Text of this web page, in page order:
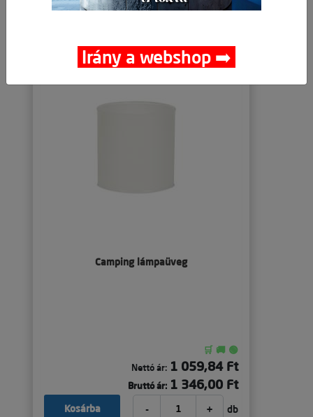
Részletek
Camping lámpaüveg
🛒 🚚 🟢
Nettó ár: 1 059,84 Ft
Bruttó ár: 1 346,00 Ft
- + db
Kosárba
Irány a webshop ➡️